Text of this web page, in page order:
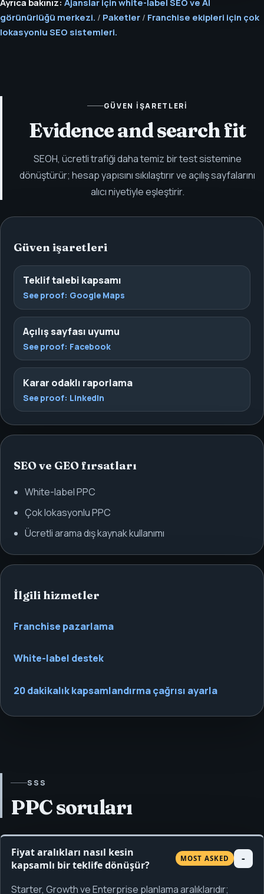
Ayrıca bakınız: Ajanslar için white-label SEO ve AI
görünürlüğü merkezi. / Paketler / Franchise ekipleri için çok
lokasyonlu SEO sistemleri.
GÜVEN IŞARETLERI
Evidence and search fit
SEOH, ücretli trafiği daha temiz bir test sistemine
dönüştürür; hesap yapısını sıkılaştırır ve açılış sayfalarını
alıcı niyetiyle eşleştirir.
Güven işaretleri
Teklif talebi kapsamı
See proof: Google Maps
Açılış sayfası uyumu
See proof: Facebook
Karar odaklı raporlama
See proof: LinkedIn
SEO ve GEO fırsatları
White-label PPC
Çok lokasyonlu PPC
Ücretli arama dış kaynak kullanımı
İlgili hizmetler
Franchise pazarlama
White-label destek
20 dakikalık kapsamlandırma çağrısı ayarla
SSS
PPC soruları
Fiyat aralıkları nasıl kesin
kapsamlı bir teklife dönüşür?
MOST ASKED
Starter, Growth ve Enterprise planlama aralıklarıdır;